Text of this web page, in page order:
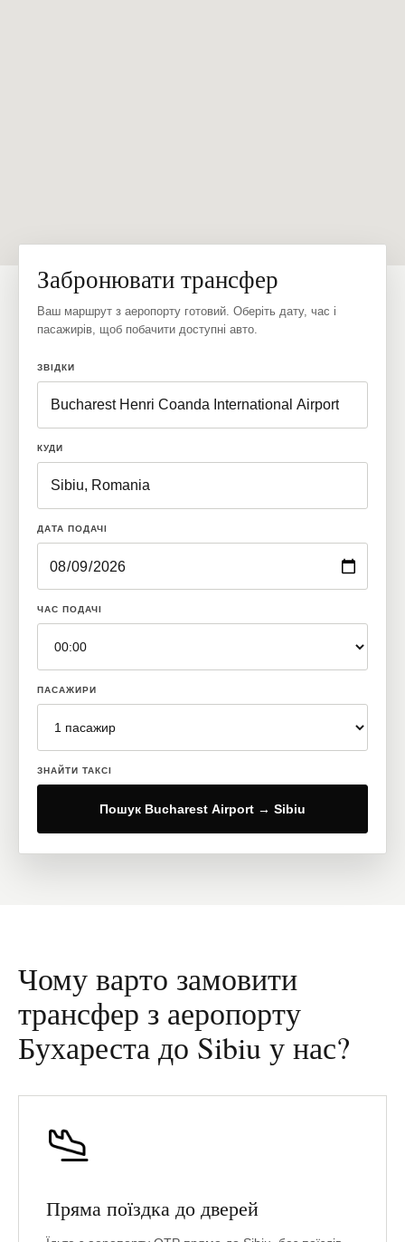
Забронювати трансфер
Ваш маршрут з аеропорту готовий. Оберіть дату, час і
пасажирів, щоб побачити доступні авто.
ЗВІДКИ
КУДИ
ДАТА ПОДАЧІ
ЧАС ПОДАЧІ
ПАСАЖИРИ
ЗНАЙТИ ТАКСІ
Пошук Bucharest Airport → Sibiu
Чому варто замовити
трансфер з аеропорту
Бухареста до Sibiu у нас?
Пряма поїздка до дверей